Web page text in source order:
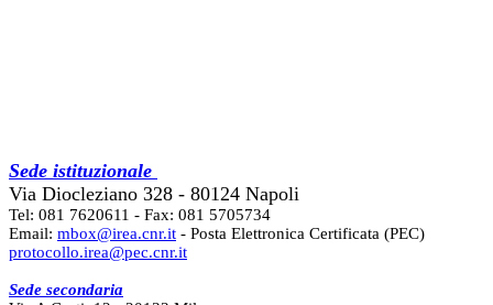
Sede istituzionale
Via Diocleziano 328 - 80124 Napoli
Tel: 081 7620611 - Fax: 081 5705734
Email: mbox@irea.cnr.it - Posta Elettronica Certificata (PEC)
protocollo.irea@pec.cnr.it
Sede secondaria